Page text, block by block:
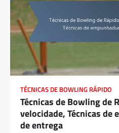
TÉCNICAS DE BOWLING RÁPIDO
Técnicas de Bowling de
velocidade, Técnicas de
de entrega